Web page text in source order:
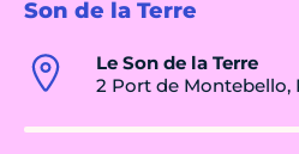
Son de la Terre
Le Son de la Terre
2 Port de Montebello,